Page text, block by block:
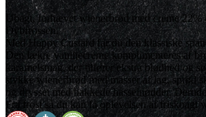
Ubagt, forhævet wienerbrød med creme 22%
Dybfrossen.
Med Happy Custard får du den klassiske
Den lækre vaniljecreme komplimenteres af
karamelsmag, der tilfører ekstra blødhed og
stykke wienerbrød med masser af lag, sprød
og drysset med hakkede hasselnødder.
Fra frost så du kan få oplevelsen af friskbagt